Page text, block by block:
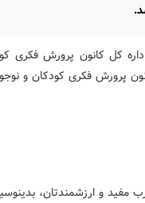
کل کانون پرورش فکری
پرورش فکری کودکان و